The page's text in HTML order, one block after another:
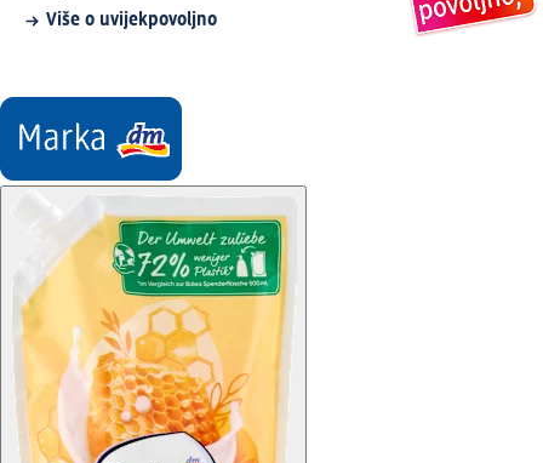
Više o uvijekpovoljno